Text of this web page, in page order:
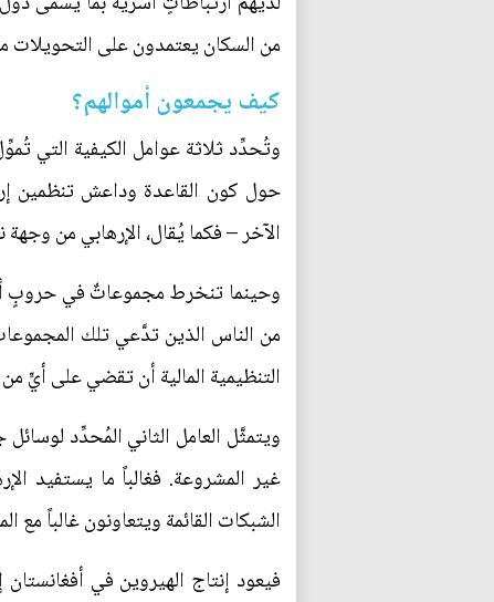
من السكان يعتمدون على التحويلات
كيف يجمعون أموالهم؟
وتُحدِّد ثلاثة عوامل الكيفية التي
حول كون القاعدة وداعش تنظمين
الآخر – فكما يُقال، الإرهابي من
وحينما تنخرط مجموعاتٌ في حروبٍ
من الناس الذين تدَّعي تلك
التنظيمية المالية أن تقضي على أيٍّ
ويتمثَّل العامل الثاني المُحدِّد
غير المشروعة. فغالباً ما يستفيد
الشبكات القائمة ويتعاونون غالباً مع
فيعود إنتاج الهيروين في